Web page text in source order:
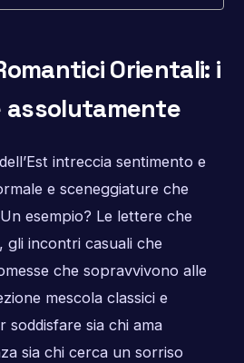
Orientali: i
assolutamente
intreccia sentimento e
e sceneggiature che
esempio? Le lettere che
gli incontri casuali che
che sopravvivono alle
mescola classici e
sia chi ama
sia chi cerca un sorriso